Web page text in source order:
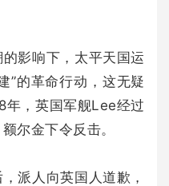
影响下，太平天国运
”的革命行动，这无疑
年，英国军舰Lee经过
尔金下令反击。
派人向英国人道歉，